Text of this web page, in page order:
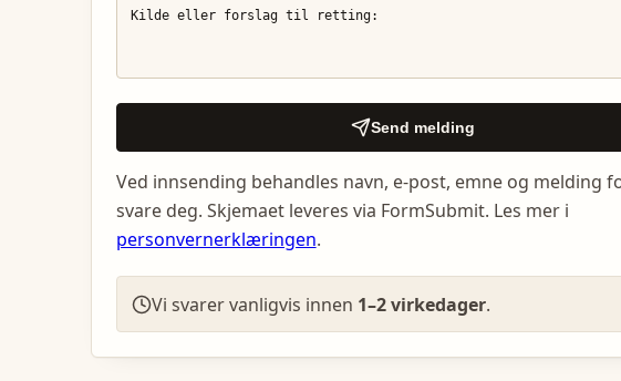
Send melding
Ved innsending behandles navn, e-post, emne og melding
svare deg. Skjemaet leveres via FormSubmit. Les mer i
personvernerklæringen.
Vi svarer vanligvis innen 1–2 virkedager.